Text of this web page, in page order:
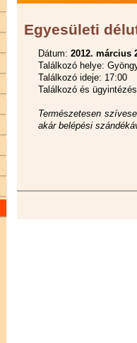
Egyesületi
Dátum: 2012. március
Találkozó helye:
Találkozó ideje: 17:00
Találkozó és
Természetesen
akár belépési